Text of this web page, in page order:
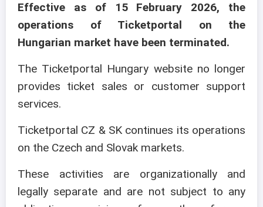
Effective as of 15 February 2026, the
operations of Ticketportal on the
Hungarian market have been terminated.
The Ticketportal Hungary website no longer
provides ticket sales or customer support
services.
Ticketportal CZ & SK continues its operations
on the Czech and Slovak markets.
These activities are organizationally and
legally separate and are not subject to any